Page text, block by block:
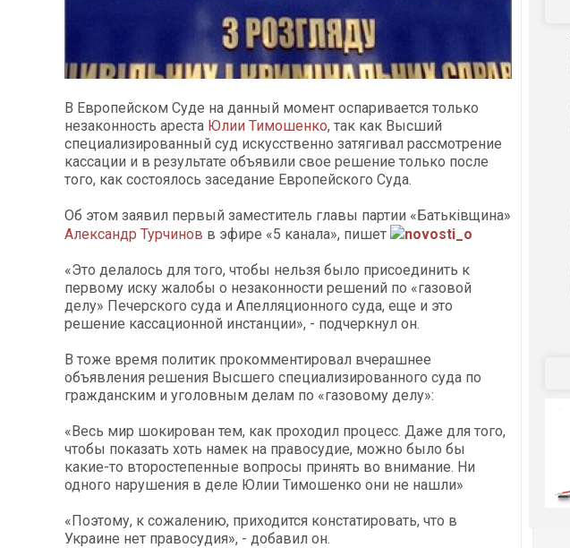
В Европейском Суде на данный момент оспаривается только
незаконность ареста Юлии Тимошенко, так как Высший
специализированный суд искусственно затягивал рассмотрение
кассации и в результате объявили свое решение только после
того, как состоялось заседание Европейского Суда.
Об этом заявил первый заместитель главы партии «Батьківщина»
Александр Турчинов в эфире «5 канала», пишет novosti_o
«Это делалось для того, чтобы нельзя было присоединить к
первому иску жалобы о незаконности решений по «газовой
делу» Печерского суда и Апелляционного суда, еще и это
решение кассационной инстанции», - подчеркнул он.
В тоже время политик прокомментировал вчерашнее
объявления решения Высшего специализированного суда по
гражданским и уголовным делам по «газовому делу»:
«Весь мир шокирован тем, как проходил процесс. Даже для того,
чтобы показать хоть намек на правосудие, можно было бы
какие-то второстепенные вопросы принять во внимание. Ни
одного нарушения в деле Юлии Тимошенко они не нашли»
«Поэтому, к сожалению, приходится констатировать, что в
Украине нет правосудия», - добавил он.